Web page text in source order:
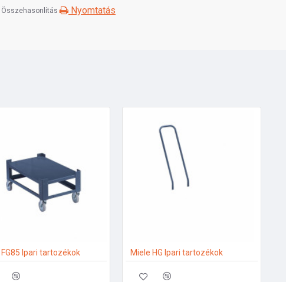
Összehasonlítás Nyomtatás
FG85 Ipari tartozékok Miele HG Ipari tartozékok